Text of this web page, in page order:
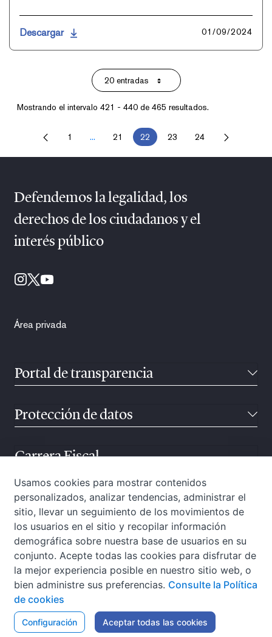
Descargar 01/09/2024
20 entradasPor página
Mostrando el intervalo 421 - 440 de 465 resultados.
Página
1 ...Páginas intermedias Use TAB para desplazarse.
Página
21 Página
22 Página
23 Página
24
Defendemos la legalidad, los
derechos de los ciudadanos y el
interés público
Área privada
Portal de transparencia
Protección de datos
Carrera Fiscal
Atención ciudadana
W3C-WAI Aviso Legal
Política de privacidad
Usamos cookies para mostrar contenidos
personalizados, analizar tendencias, administrar el
sitio, llevar un seguimiento de los movimientos de
los usuarios en el sitio y recopilar información
demográfica sobre nuestra base de usuarios en su
conjunto. Acepte todas las cookies para disfrutar de
la mejor experiencia posible en nuestro sitio web, o
bien administre sus preferencias. Consulte la Política
de cookies
Configuración Aceptar todas las cookies